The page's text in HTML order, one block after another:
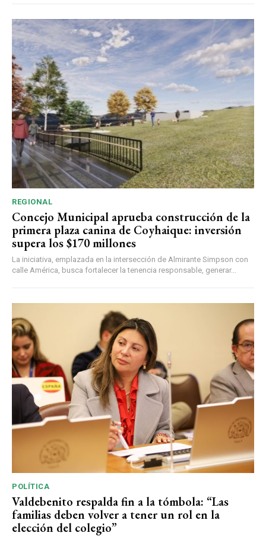
REGIONAL
Concejo Municipal aprueba construcción de la
primera plaza canina de Coyhaique: inversión
supera los $170 millones
La iniciativa, emplazada en la intersección de Almirante Simpson con
calle América, busca fortalecer la tenencia responsable, generar...
POLÍTICA
Valdebenito respalda fin a la tómbola: “Las
familias deben volver a tener un rol en la
elección del colegio”